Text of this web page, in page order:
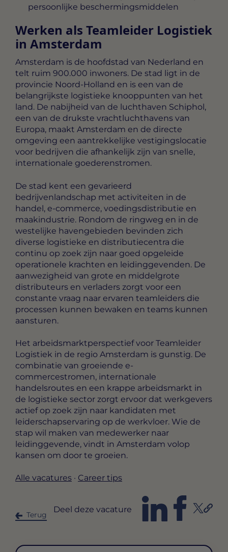
persoonlijke beschermingsmiddelen
Werken als Teamleider Logistiek
in Amsterdam
Amsterdam is de hoofdstad van Nederland en
telt ruim 900.000 inwoners. De stad ligt in de
provincie Noord-Holland en is een van de
belangrijkste logistieke knooppunten van het
land. De nabijheid van de luchthaven Schiphol,
een van de drukste vrachtluchthavens van
Europa, maakt Amsterdam en de directe
omgeving een aantrekkelijke vestigingslocatie
voor bedrijven die afhankelijk zijn van snelle,
internationale goederenstromen.
De stad kent een gevarieerd
bedrijvenlandschap met activiteiten in de
handel, e-commerce, voedingsdistributie en
maakindustrie. Rondom de ringweg en in de
westelijke havengebieden bevinden zich
diverse logistieke en distributiecentra die
continu op zoek zijn naar goed opgeleide
operationele krachten en leidinggevenden. De
aanwezigheid van grote en middelgrote
distributeurs en verladers zorgt voor een
constante vraag naar ervaren teamleiders die
processen kunnen bewaken en teams kunnen
aansturen.
Het arbeidsmarktperspectief voor Teamleider
Logistiek in de regio Amsterdam is gunstig. De
combinatie van groeiende e-
commercestromen, internationale
handelsroutes en een krappe arbeidsmarkt in
de logistieke sector zorgt ervoor dat werkgevers
actief op zoek zijn naar kandidaten met
leiderschapservaring op de werkvloer. Wie de
stap wil maken van medewerker naar
leidinggevende, vindt in Amsterdam volop
kansen om door te groeien.
Alle vacatures · Career tips
Terug
Deel deze vacature